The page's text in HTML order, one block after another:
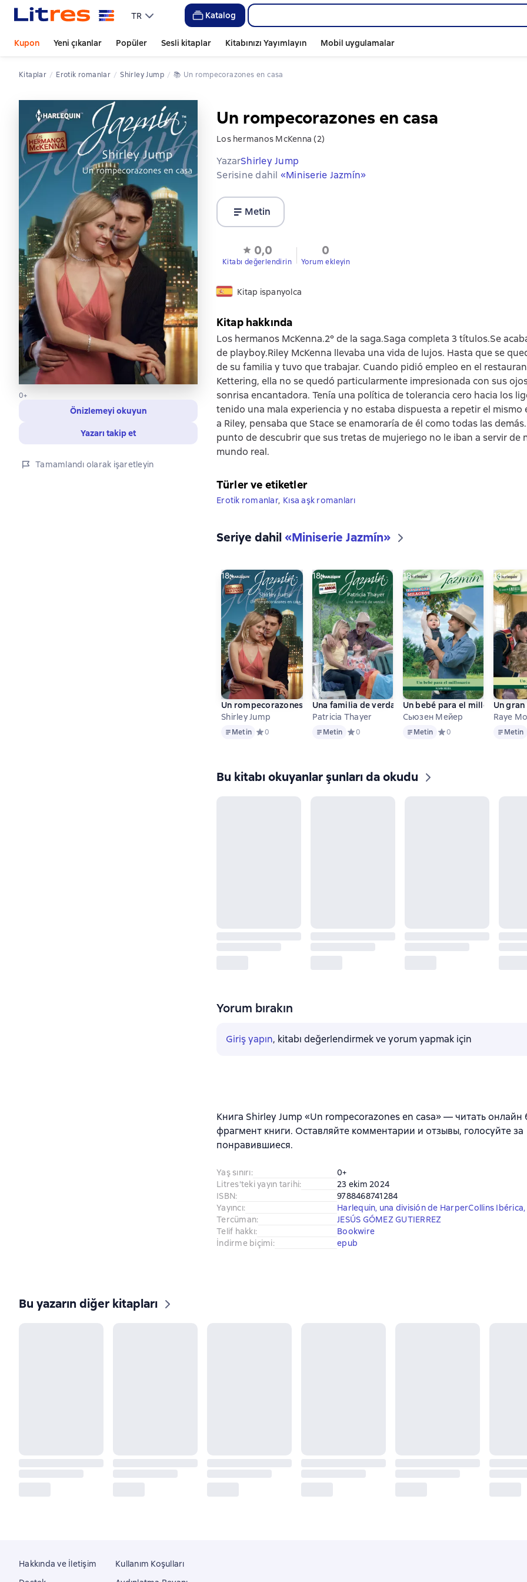
TR Katalog
Kupon Yeni çıkanlar Popüler Sesli kitaplar Kitabınızı Yayımlayın Mobil uygulamalar
Kitaplar erotik romanlar Shirley Jump 📚 Un rompecorazones en casa
0+
Önizlemeyi okuyun
Yazarı takip et
Tamamlandı olarak işaretleyin
Un rompecorazones en casa
Los hermanos McKenna (2)
YazarShirley Jump
Serisine dahil «Miniserie Jazmín»
Metin
0,0
Kitabı değerlendirin
0
Yorum ekleyin
Kitap ispanyolca
Kitap hakkında
Los hermanos McKenna.2º de la saga.Saga completa 3 títulos.Se
de playboy.Riley McKenna llevaba una vida de lujos. Hasta que se
de su familia y tuvo que trabajar. Cuando pidió empleo en el
Kettering, ella no se quedó particularmente impresionada con sus
sonrisa encantadora. Tenía una política de tolerancia cero hacia los
tenido una mala experiencia y no estaba dispuesta a repetir el mismo
a Riley, pensaba que Stace se enamoraría de él como todas las
punto de descubrir que sus tretas de mujeriego no le iban a servir de
mundo real.
Türler ve etiketler
Erotik romanlar, Kısa aşk romanları
Seriye dahil«Miniserie Jazmín»
18+
Un rompecorazones en casa
Shirley Jump
MetinMetin Средний рейтинг 0 на основе 0 оценок
0
18+
Una familia de verdad
Patricia Thayer
MetinMetin Средний рейтинг 0 на основе 0 оценок
0
18+
Un bebé para el millonario
Сьюзен Мейер
MetinMetin Средний рейтинг 0 на
0
18+
Un gran
Raye
MetinMetin
Bu kitabı okuyanlar şunları da okudu
Yorum bırakın
Giriş yapın, kitabı değerlendirmek ve yorum yapmak için
Книга Shirley Jump «Un rompecorazones en casa» — читать онлайн
фрагмент книги. Оставляйте комментарии и отзывы, голосуйте за
понравившиеся.
Yaş sınırı:
0+
Litres'teki yayın tarihi:
23 ekim 2024
ISBN:
9788468741284
Yayıncı:
Harlequin, una división de HarperCollins Ibérica,
Tercüman:
JESÚS GÓMEZ GUTIERREZ
Telif hakkı:
Bookwire
İndirme biçimi: epub
Bu yazarın diğer kitapları
Hakkında ve İletişim
Kullanım Koşulları